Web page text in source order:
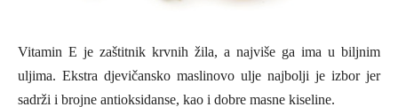
Vitamin E je zaštitnik krvnih žila, a najviše ga ima u biljnim
uljima. Ekstra djevičansko maslinovo ulje najbolji je izbor jer
sadrži i brojne antioksidanse, kao i dobre masne kiseline.